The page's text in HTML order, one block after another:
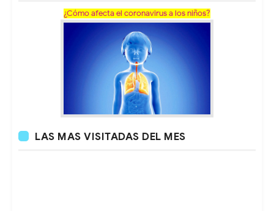
¿Cómo afecta el coronavirus a los niños?
LAS MAS VISITADAS DEL MES